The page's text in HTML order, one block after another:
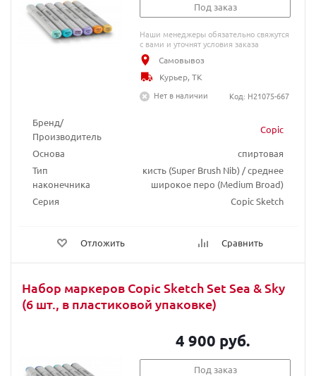
Бренд/
Производитель
Copic
Основа
спиртовая
Тип
наконечника
кисть (Super Brush Nib) / среднее
широкое перо (Medium Broad)
Серия
Copic Sketch
Отложить Сравнить
Под заказ
Наши менеджеры обязательно свяжутся
с вами и уточнят условия заказа
Самовывоз
Курьер, ТК
Нет в наличии
Код: H21075-667
Набор маркеров Copic Sketch Set Sea & Sky
(6 шт., в пластиковой упаковке)
4 900 руб.
Под заказ